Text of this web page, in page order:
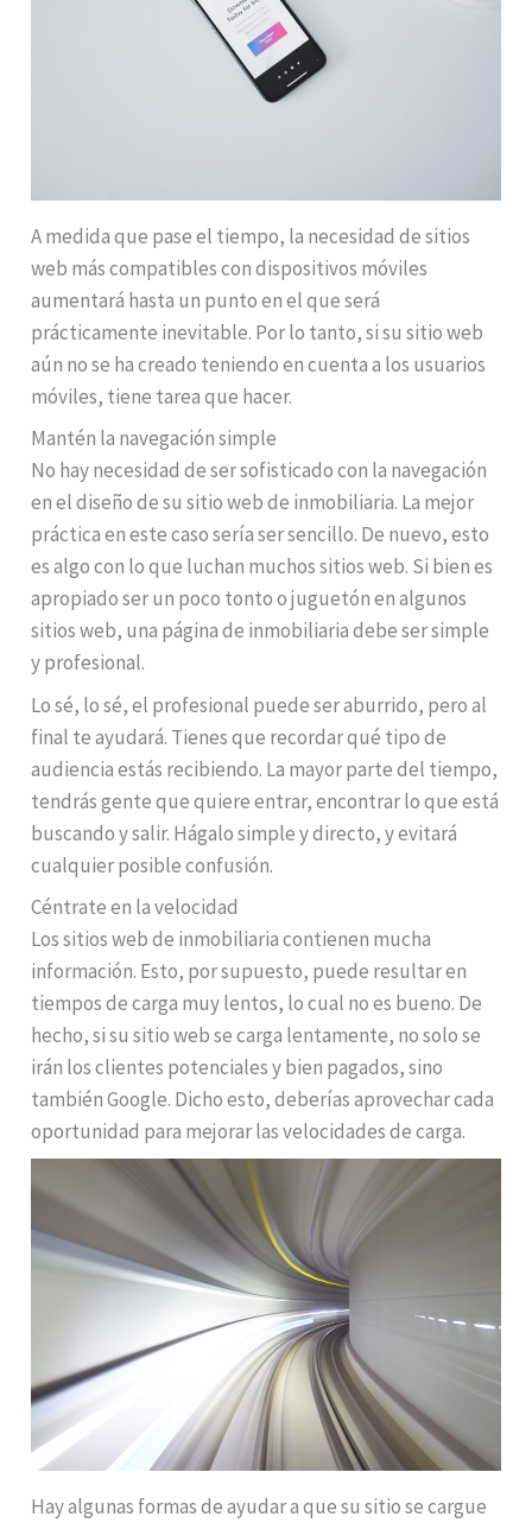
A medida que pase el tiempo, la necesidad de sitios
web más compatibles con dispositivos móviles
aumentará hasta un punto en el que será
prácticamente inevitable. Por lo tanto, si su sitio web
aún no se ha creado teniendo en cuenta a los usuarios
móviles, tiene tarea que hacer.
Mantén la navegación simple
No hay necesidad de ser sofisticado con la navegación
en el diseño de su sitio web de inmobiliaria. La mejor
práctica en este caso sería ser sencillo. De nuevo, esto
es algo con lo que luchan muchos sitios web. Si bien es
apropiado ser un poco tonto o juguetón en algunos
sitios web, una página de inmobiliaria debe ser simple
y profesional.
Lo sé, lo sé, el profesional puede ser aburrido, pero al
final te ayudará. Tienes que recordar qué tipo de
audiencia estás recibiendo. La mayor parte del tiempo,
tendrás gente que quiere entrar, encontrar lo que está
buscando y salir. Hágalo simple y directo, y evitará
cualquier posible confusión.
Céntrate en la velocidad
Los sitios web de inmobiliaria contienen mucha
información. Esto, por supuesto, puede resultar en
tiempos de carga muy lentos, lo cual no es bueno. De
hecho, si su sitio web se carga lentamente, no solo se
irán los clientes potenciales y bien pagados, sino
también Google. Dicho esto, deberías aprovechar cada
oportunidad para mejorar las velocidades de carga.
Hay algunas formas de ayudar a que su sitio se cargue